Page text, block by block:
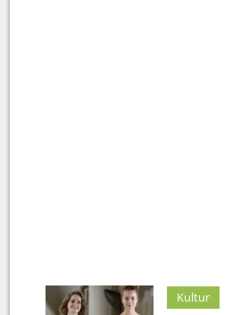
Kultur